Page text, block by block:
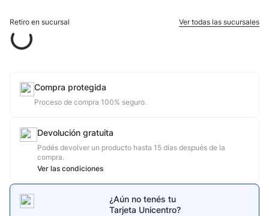
Retiro en sucursal Ver todas las sucursales
Compra protegida
Proceso de compra 100% seguro.
Devolución gratuita
Podés devolver un producto hasta 15 días después de la
compra.
Ver las condiciones
¿Aún no tenés tu
Tarjeta Unicentro?